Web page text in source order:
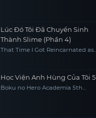
Lúc Đó Tôi Đã Chuyển Sinh
Thành Slime (Phần 4)
That Time I Got Reincarnated as
Học Viện Anh Hùng Của Tôi 5
Boku no Hero Academia 5th